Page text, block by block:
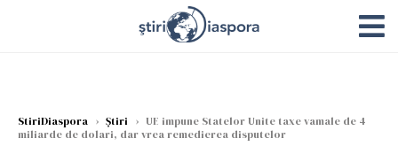
StiriDiaspora › Știri › UE impune Statelor Unite taxe vamale de 4
miliarde de dolari, dar vrea remedierea disputelor